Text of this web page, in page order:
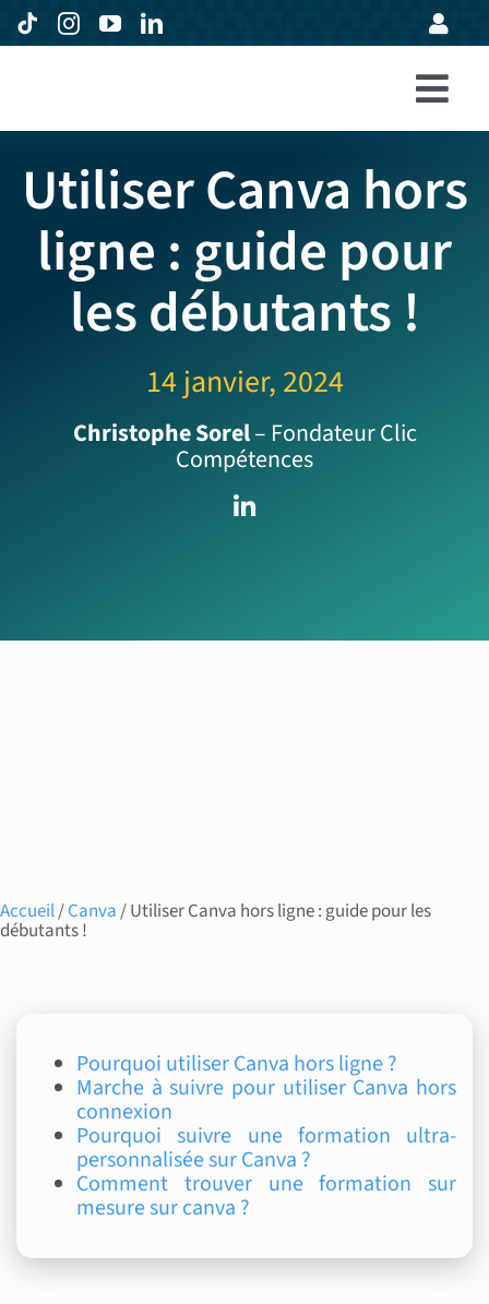
Passer
au
Formations
Entreprises
Avis
À propos
Utiliser Canva hors
ligne : guide pour
les débutants !
14 janvier, 2024
Christophe Sorel– Fondateur Clic
Compétences
Accueil/Canva/ Utiliser Canva hors ligne : guide pour les
débutants !
Pourquoi utiliser Canva hors ligne ?
Marche à suivre pour utiliser Canva hors
connexion
Pourquoi suivre une formation ultra-
personnalisée sur Canva ?
Comment trouver une formation sur
mesure sur canva ?